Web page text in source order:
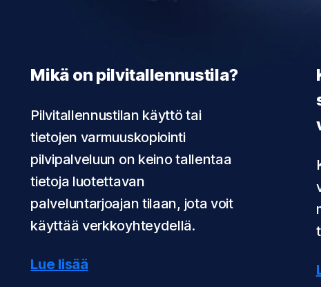
Mikä on pilvitallennustila?
Pilvitallennustilan käyttö tai
tietojen varmuuskopiointi
pilvipalveluun on keino tallentaa
tietoja luotettavan
palveluntarjoajan tilaan, jota voit
käyttää verkkoyhteydellä.
Lue lisää